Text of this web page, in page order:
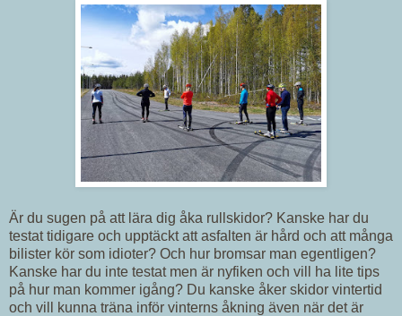
Är du sugen på att lära dig åka rullskidor? Kanske har du
testat tidigare och upptäckt att asfalten är hård och att många
bilister kör som idioter? Och hur bromsar man egentligen?
Kanske har du inte testat men är nyfiken och vill ha lite tips
på hur man kommer igång? Du kanske åker skidor vintertid
och vill kunna träna inför vinterns åkning även när det är